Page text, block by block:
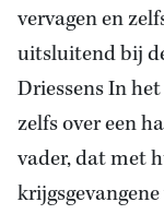
vervagen en
uitsluitend bij
Driessens In
zelfs over een
vader, dat met